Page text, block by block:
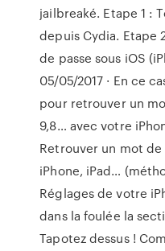
jailbreaké. Etape 1 :
depuis Cydia. Etape
de passe sous iOS
05/05/2017 · En ce
pour retrouver un
9,8… avec votre
Retrouver un mot de
iPhone, iPad…
Réglages de votre
dans la foulée la
Tapotez dessus !